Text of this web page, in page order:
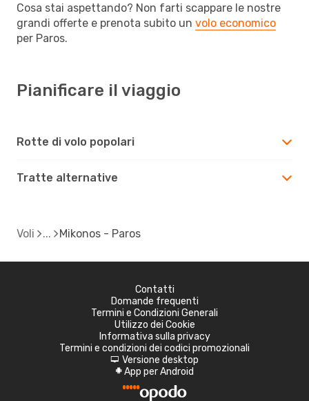
Cosa stai aspettando? Non farti scappare le nostre
grandi offerte e prenota subito un volo economico
per Paros.
Pianificare il viaggio
Rotte di volo popolari
Tratte alternative
Voli Mikonos - Paros
Contatti
Domande frequenti
Termini e Condizioni Generali
Utilizzo dei Cookie
Informativa sulla privacy
Termini e condizioni dei codici promozionali
d Versione desktop
A App per Android